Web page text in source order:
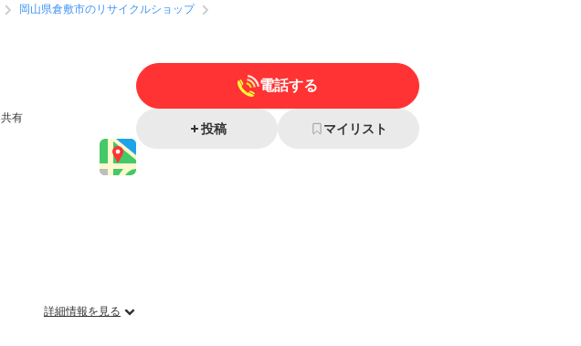
岡山県倉敷市のリサイクルショップ
共有
詳細情報を見る
電話する
投稿 マイリスト